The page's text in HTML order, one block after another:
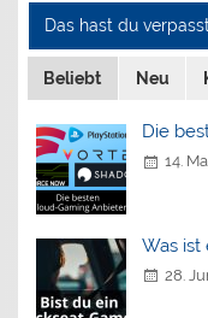
Das hast du
Beliebt Neu
Die
14.
Was ist
28.